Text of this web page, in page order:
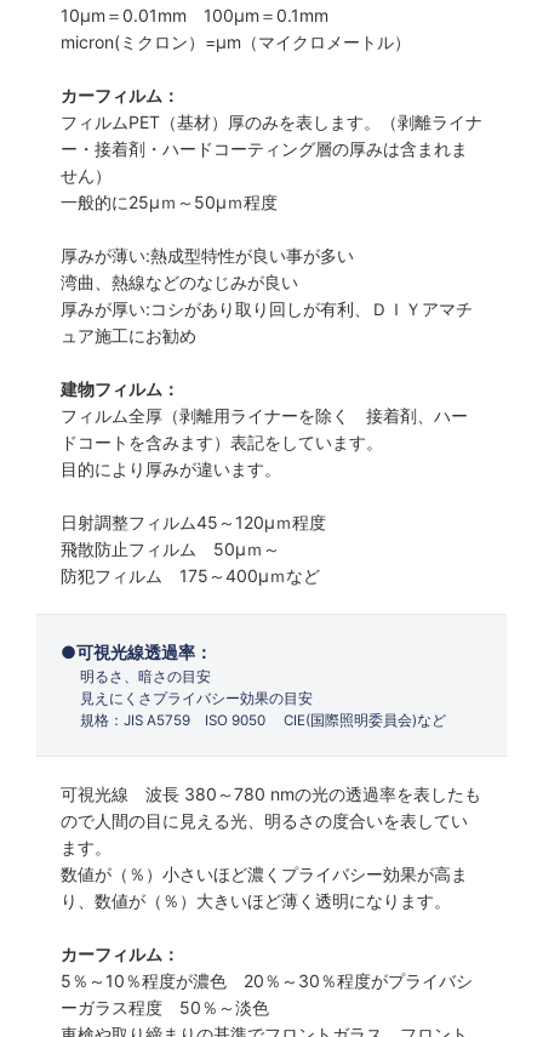
10μm＝0.01mm 100μm＝0.1mm
micron(ミクロン）=µm（マイクロメートル）
カーフィルム：
フィルムPET（基材）厚のみを表します。（剥離ライナ
ー・接着剤・ハードコーティング層の厚みは含まれま
せん）
一般的に25µｍ～50µｍ程度
厚みが薄い:熱成型特性が良い事が多い
湾曲、熱線などのなじみが良い
厚みが厚い:コシがあり取り回しが有利、ＤＩＹアマチ
ュア施工にお勧め
建物フィルム：
フィルム全厚（剥離用ライナーを除く 接着剤、ハー
ドコートを含みます）表記をしています。
目的により厚みが違います。
日射調整フィルム45～120µｍ程度
飛散防止フィルム 50µｍ～
防犯フィルム 175～400µｍなど
可視光線透過率：
明るさ、暗さの目安
見えにくさプライバシー効果の目安
規格：JIS A5759 ISO 9050 CIE(国際照明委員会)など
可視光線 波長 380～780 nmの光の透過率を表したも
ので人間の目に見える光、明るさの度合いを表してい
ます。
数値が（％）小さいほど濃くプライバシー効果が高ま
り、数値が（％）大きいほど薄く透明になります。
カーフィルム：
5％～10％程度が濃色 20％～30％程度がプライバシ
ーガラス程度 50％～淡色